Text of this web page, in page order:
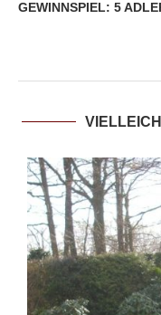
GEWINNSPIEL: 5